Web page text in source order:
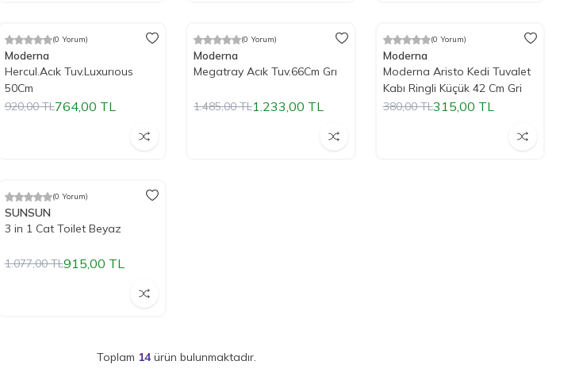
%17İndirim(0 Yorum)
Moderna
Hercul.Acık Tuv.Luxurıous
50Cm
920,00TL764,00 TL
%17İndirim(0 Yorum)
Moderna
Megatray Acık Tuv.66Cm Grı
1.485,00TL1.233,00 TL
%17İndirim(0 Yorum)
Moderna
Moderna Aristo Kedi Tuvalet
Kabı Ringli Küçük 42 Cm Gri
380,00TL315,00 TL
%15İndirim(0 Yorum)
SUNSUN
3 in 1 Cat Toilet Beyaz
1.077,00TL915,00 TL
Toplam 14ürün bulunmaktadır.